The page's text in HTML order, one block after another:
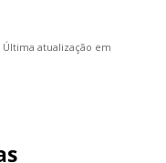
Última atualização em